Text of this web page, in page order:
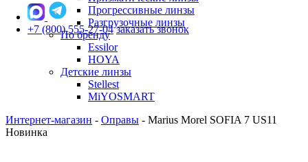
Прогрессивные линзы
Разгрузочные линзы
По бренду
Essilor
HOYA
Детские линзы
Stellest
MiYOSMART
+7 (800) 555-27-04 заказать звонок
Интернет-магазин - Оправы - Marius Morel SOFIA 7 US11
Новинка